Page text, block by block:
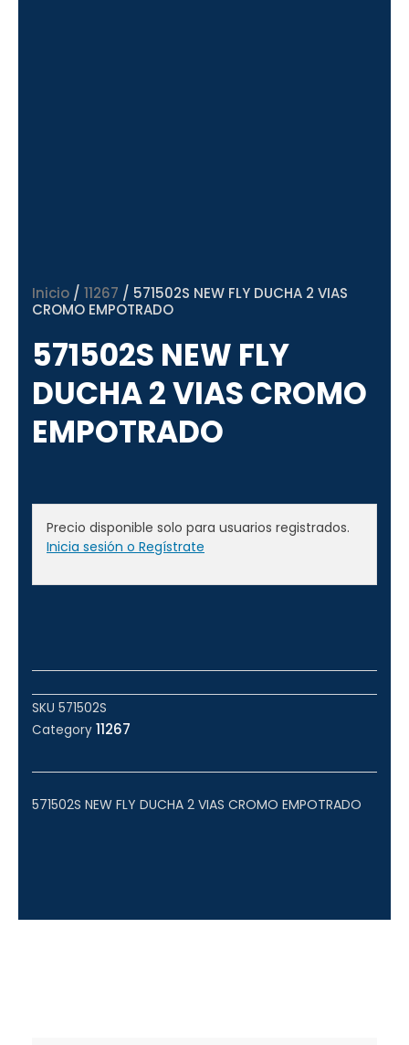
Inicio / 11267 / 571502S NEW FLY DUCHA 2 VIAS
CROMO EMPOTRADO
571502S NEW FLY
DUCHA 2 VIAS CROMO
EMPOTRADO
Precio disponible solo para usuarios registrados.
Inicia sesión o Regístrate
SKU 571502S
Category 11267
571502S NEW FLY DUCHA 2 VIAS CROMO EMPOTRADO